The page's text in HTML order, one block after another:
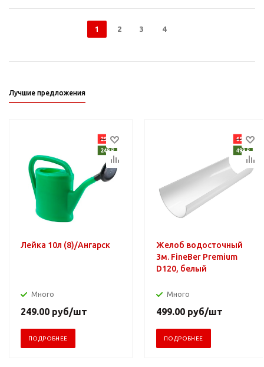
1 2 3 4
Лучшие предложения
Лейка 10л (8)/Ангарск
Много
249.00 руб/шт
ПОДРОБНЕЕ
Желоб водосточный
3м. FineBer Premium
D120, белый
Много
499.00 руб/шт
ПОДРОБНЕЕ